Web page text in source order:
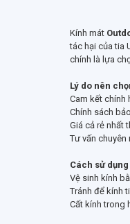
Kính mát
tác hại của tia
chính là lựa
Lý do nên
Cam kết chính
Chính sách
Giá cả rẻ nhất
Tư vấn chuyên
Cách sử dụng
Vệ sinh kính
Tránh để kính
Cất kính trong